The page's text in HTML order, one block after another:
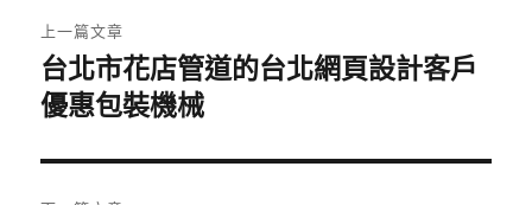
章
導
覽
上一篇文章
上
一
文
章:
台北市花店管道的台北網頁設計客戶
優惠包裝機械